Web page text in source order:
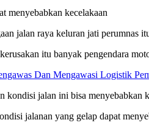
raya keluran jati perumnas
itu banyak pengendara
Dan Mengawasi Logistik
kondisi jalan ini bisa menyebabkan
jalanan yang gelap dapat